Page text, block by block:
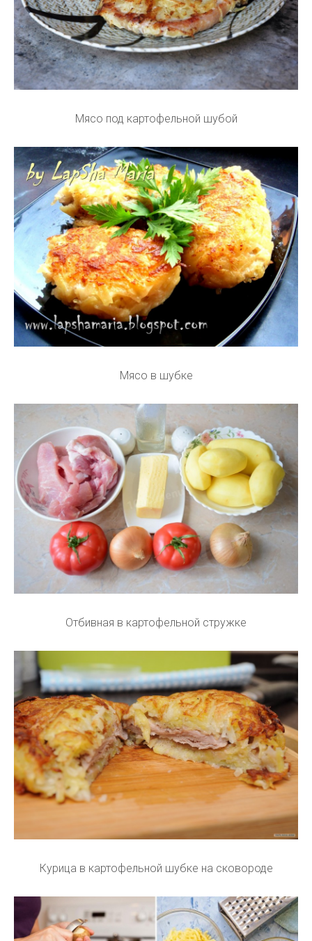
Мясо под картофельной шубой
Мясо в шубке
Отбивная в картофельной стружке
Курица в картофельной шубке на сковороде